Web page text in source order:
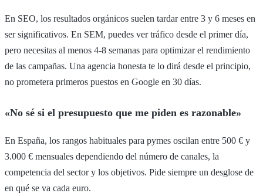
En SEO, los resultados orgánicos suelen tardar entre 3 y 6 meses en
ser significativos. En SEM, puedes ver tráfico desde el primer día,
pero necesitas al menos 4-8 semanas para optimizar el rendimiento
de las campañas. Una agencia honesta te lo dirá desde el principio,
no prometera primeros puestos en Google en 30 días.
«No sé si el presupuesto que me piden es razonable»
En España, los rangos habituales para pymes oscilan entre 500 € y
3.000 € mensuales dependiendo del número de canales, la
competencia del sector y los objetivos. Pide siempre un desglose de
en qué se va cada euro.